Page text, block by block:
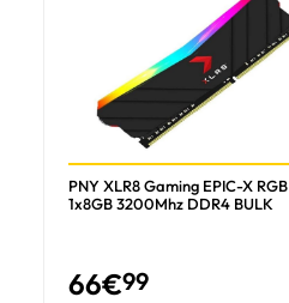
NVIDIA G-SYNC
Ansel NVIDIA
Performances de la NPU jusqu'à
Édition surcadencée (OC)
Type de refroidissement
PNY XLR8 Gaming EPIC-X RGB
1x8GB 3200Mhz DDR4 BULK
66€99